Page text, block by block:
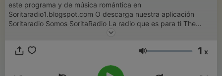
este programa y de música romántica en
Soritaradio1.blogspot.com O descarga nuestra aplicación
Soritaradio Somos SoritaRadio La radio que es para tì The
Volumen 1 x